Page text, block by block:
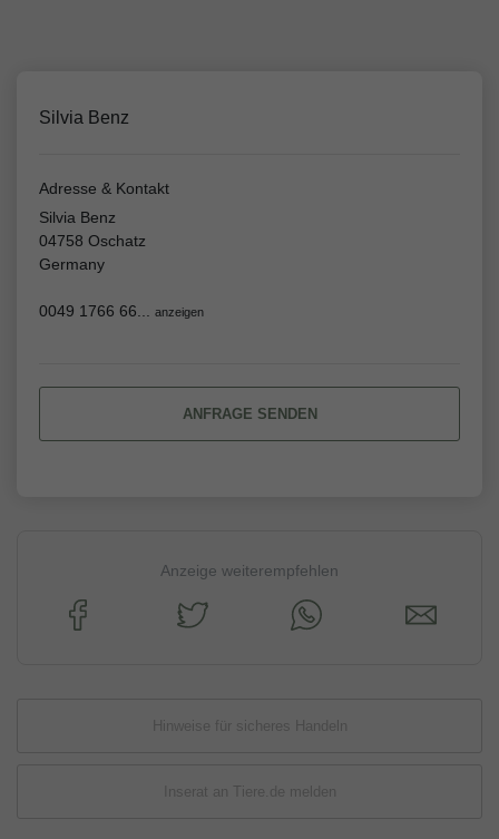
Silvia Benz
Adresse & Kontakt
Silvia Benz
04758 Oschatz
Germany
0049 1766 66... anzeigen
ANFRAGE SENDEN
Anzeige weiterempfehlen
Hinweise für sicheres Handeln
Inserat an Tiere.de melden